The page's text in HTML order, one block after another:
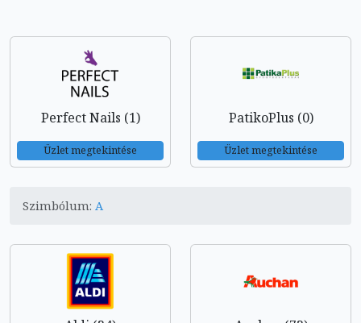
Perfect Nails (1)
Üzlet megtekintése
PatikoPlus (0)
Üzlet megtekintése
Szimbólum: A